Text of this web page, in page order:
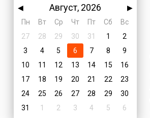
◀ Август, 2026
▶
Пн
Вт Ср Чт Пт Сб
Вс
27
28 29 30 31 1
2
3
4 5 6 7 8
9
10
11 12 13 14 15
16
17
18 19 20 21 22
23
24
25 26 27 28 29
30
31
1 2 3 4 5 6